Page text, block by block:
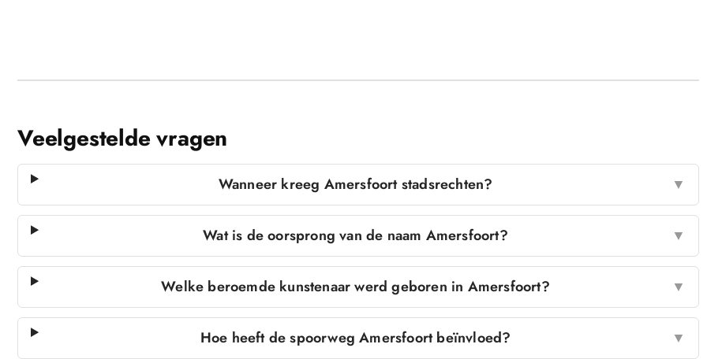
Veelgestelde vragen
Wanneer kreeg Amersfoort stadsrechten? ▼
Wat is de oorsprong van de naam Amersfoort? ▼
Welke beroemde kunstenaar werd geboren in Amersfoort? ▼
Hoe heeft de spoorweg Amersfoort beïnvloed? ▼